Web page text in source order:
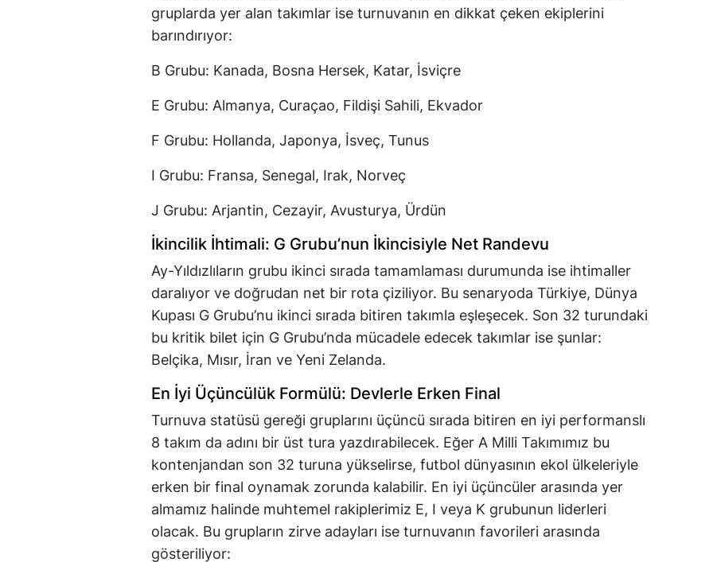
gruplarda yer alan takımlar ise turnuvanın en dikkat çeken ekiplerini
barındırıyor:
B Grubu: Kanada, Bosna Hersek, Katar, İsviçre
E Grubu: Almanya, Curaçao, Fildişi Sahili, Ekvador
F Grubu: Hollanda, Japonya, İsveç, Tunus
I Grubu: Fransa, Senegal, Irak, Norveç
J Grubu: Arjantin, Cezayir, Avusturya, Ürdün
İkincilik İhtimali: G Grubu’nun İkincisiyle Net Randevu
Ay-Yıldızlıların grubu ikinci sırada tamamlaması durumunda ise ihtimaller
daralıyor ve doğrudan net bir rota çiziliyor. Bu senaryoda Türkiye, Dünya
Kupası G Grubu’nu ikinci sırada bitiren takımla eşleşecek. Son 32 turundaki
bu kritik bilet için G Grubu’nda mücadele edecek takımlar ise şunlar:
Belçika, Mısır, İran ve Yeni Zelanda.
En İyi Üçüncülük Formülü: Devlerle Erken Final
Turnuva statüsü gereği gruplarını üçüncü sırada bitiren en iyi performanslı
8 takım da adını bir üst tura yazdırabilecek. Eğer A Milli Takımımız bu
kontenjandan son 32 turuna yükselirse, futbol dünyasının ekol ülkeleriyle
erken bir final oynamak zorunda kalabilir. En iyi üçüncüler arasında yer
almamız halinde muhtemel rakiplerimiz E, I veya K grubunun liderleri
olacak. Bu grupların zirve adayları ise turnuvanın favorileri arasında
gösteriliyor: